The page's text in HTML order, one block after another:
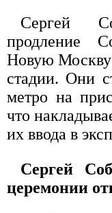
Сергей
продление
Новую Москву
стадии. Они
метро на
что
их ввода в
Сергей
церемонии